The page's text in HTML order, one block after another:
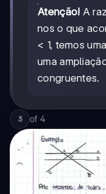
Atenção! A
nos o que
< 1, temos
uma
congruentes.
3 of 4